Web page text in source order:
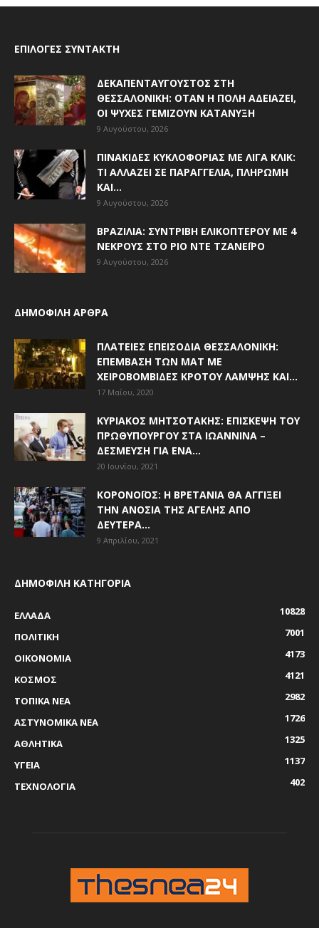
ΕΠΙΛΟΓΈΣ ΣΥΝΤΆΚΤΗ
ΔΕΚΑΠΕΝΤΑΎΓΟΥΣΤΟΣ ΣΤΗ
ΘΕΣΣΑΛΟΝΊΚΗ: ΌΤΑΝ Η ΠΌΛΗ ΑΔΕΙΆΖΕΙ,
ΟΙ ΨΥΧΈΣ ΓΕΜΊΖΟΥΝ ΚΑΤΆΝΥΞΗ
9 Αυγούστου, 2026
ΠΙΝΑΚΊΔΕΣ ΚΥΚΛΟΦΟΡΊΑΣ ΜΕ ΛΊΓΑ ΚΛΙΚ:
ΤΙ ΑΛΛΆΖΕΙ ΣΕ ΠΑΡΑΓΓΕΛΊΑ, ΠΛΗΡΩΜΉ
ΚΑΙ...
9 Αυγούστου, 2026
ΒΡΑΖΙΛΊΑ: ΣΥΝΤΡΙΒΉ ΕΛΙΚΟΠΤΈΡΟΥ ΜΕ 4
ΝΕΚΡΟΎΣ ΣΤΟ ΡΊΟ ΝΤΕ ΤΖΑΝΈΙΡΟ
9 Αυγούστου, 2026
ΔΗΜΟΦΙΛΗ ΑΡΘΡΑ
ΠΛΑΤΕΊΕΣ ΕΠΕΙΣΌΔΙΑ ΘΕΣΣΑΛΟΝΊΚΗ:
ΕΠΈΜΒΑΣΗ ΤΩΝ ΜΑΤ ΜΕ
ΧΕΙΡΟΒΟΜΒΊΔΕΣ ΚΡΌΤΟΥ ΛΆΜΨΗΣ ΚΑΙ...
17 Μαΐου, 2020
ΚΥΡΙΆΚΟΣ ΜΗΤΣΟΤΆΚΗΣ: ΕΠΊΣΚΕΨΗ ΤΟΥ
ΠΡΩΘΥΠΟΥΡΓΟΎ ΣΤΑ ΙΩΆΝΝΙΝΑ –
ΔΈΣΜΕΥΣΗ ΓΙΑ ΈΝΑ...
20 Ιουνίου, 2021
ΚΟΡΟΝΟΪΌΣ: Η ΒΡΕΤΑΝΊΑ ΘΑ ΑΓΓΊΞΕΙ
ΤΗΝ ΑΝΟΣΊΑ ΤΗΣ ΑΓΈΛΗΣ ΑΠΌ
ΔΕΥΤΈΡΑ...
9 Απριλίου, 2021
ΔΗΜΟΦΙΛΗ ΚΑΤΗΓΟΡΙΑ
ΕΛΛΑΔΑ
10828
ΠΟΛΙΤΙΚΗ
7001
ΟΙΚΟΝΟΜΙΑ
4173
ΚΟΣΜΟΣ
4121
ΤΟΠΙΚΑ ΝΕΑ
2982
ΑΣΤΥΝΟΜΙΚΑ ΝΕΑ
1726
ΑΘΛΗΤΙΚΑ
1325
ΥΓΕΙΑ
1137
ΤΕΧΝΟΛΟΓΙΑ
402